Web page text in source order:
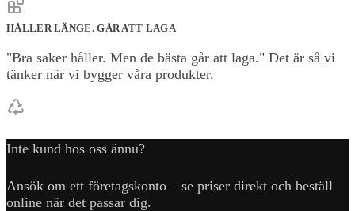
HÅLLER LÄNGE. GÅR ATT LAGA
"Bra saker håller. Men de bästa går att laga." Det är så vi
tänker när vi bygger våra produkter.
Inte kund hos oss ännu?
Ansök om ett företagskonto – se priser direkt och beställ
online när det passar dig.